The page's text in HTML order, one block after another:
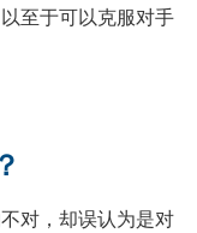
至于可以克服对手
对，却误认为是对